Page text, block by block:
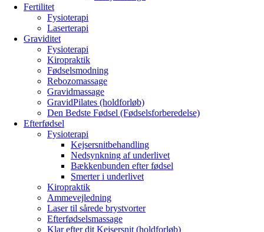
Fertilitet
Fysioterapi
Laserterapi
Graviditet
Fysioterapi
Kiropraktik
Fødselsmodning
Rebozomassage
Gravidmassage
GravidPilates (holdforløb)
Den Bedste Fødsel (Fødselsforberedelse)
Efterfødsel
Fysioterapi
Kejsersnitbehandling
Nedsynkning af underlivet
Bækkenbunden efter fødsel
Smerter i underlivet
Kiropraktik
Ammevejledning
Laser til sårede brystvorter
Efterfødselsmassage
Klar efter dit Kejsersnit (holdforløb)